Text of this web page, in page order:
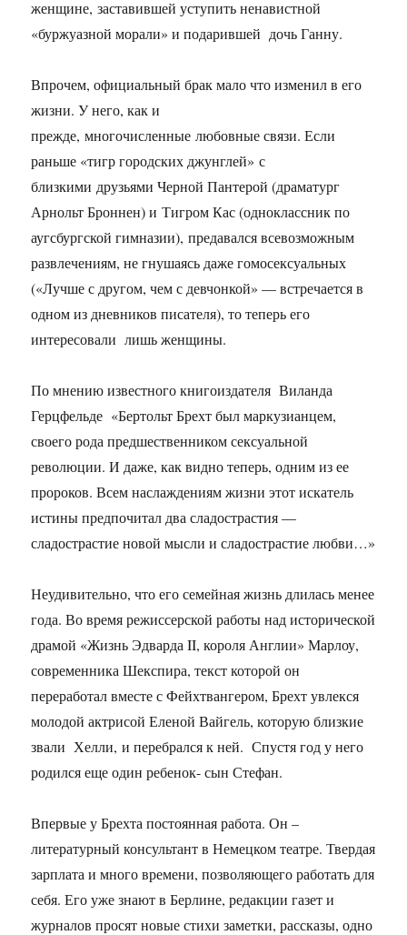
женщине, заставившей уступить ненавистной
«буржуазной морали» и подарившей дочь Ганну.
Впрочем, официальный брак мало что изменил в его
жизни. У него, как и
прежде, многочисленные любовные связи. Если
раньше «тигр городских джунглей» с
близкими друзьями Черной Пантерой (драматург
Арнольт Броннен) и Тигром Кас (одноклассник по
аугсбургской гимназии), предавался всевозможным
развлечениям, не гнушаясь даже гомосексуальных
(«Лучше с другом, чем с девчонкой» — встречается в
одном из дневников писателя), то теперь его
интересовали лишь женщины.
По мнению известного книгоиздателя Виланда
Герцфельде «Бертольт Брехт был маркузианцем,
своего рода предшественником сексуальной
революции. И даже, как видно теперь, одним из ее
пророков. Всем наслаждениям жизни этот искатель
истины предпочитал два сладострастия —
сладострастие новой мысли и сладострастие любви…»
Неудивительно, что его семейная жизнь длилась менее
года. Во время режиссерской работы над исторической
драмой «Жизнь Эдварда II, короля Англии» Марлоу,
современника Шекспира, текст которой он
переработал вместе с Фейхтвангером, Брехт увлекся
молодой актрисой Еленой Вайгель, которую близкие
звали Хелли, и перебрался к ней. Спустя год у него
родился еще один ребенок- сын Стефан.
Впервые у Брехта постоянная работа. Он –
литературный консультант в Немецком театре. Твердая
зарплата и много времени, позволяющего работать для
себя. Его уже знают в Берлине, редакции газет и
журналов просят новые стихи заметки, рассказы, одно